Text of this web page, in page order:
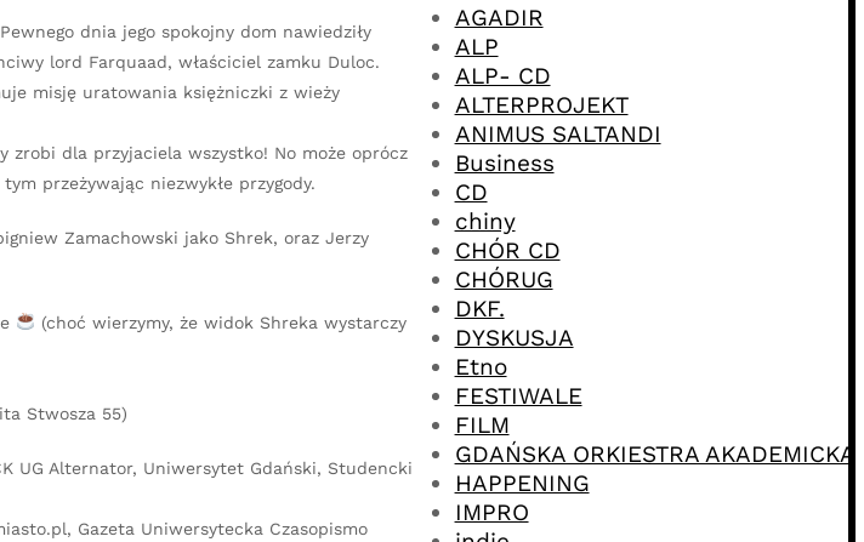
dnia jego spokojny dom nawiedziły
lord Farquaad, właściciel zamku Duloc.
misję uratowania księżniczki z wieży
zrobi dla przyjaciela wszystko! No może oprócz
przeżywając niezwykłe przygody.
Zamachowski jako Shrek, oraz Jerzy
(choć wierzymy, że widok Shreka wystarczy
Stwosza 55)
UG Alternator, Uniwersytet Gdański, Studencki
Gazeta Uniwersytecka Czasopismo
AGADIR
ALP
ALP- CD
ALTERPROJEKT
ANIMUS SALTANDI
Business
CD
chiny
CHÓR CD
CHÓRUG
DKF.
DYSKUSJA
Etno
FESTIWALE
FILM
GDAŃSKA ORKIESTRA AKADEMICKA
HAPPENING
IMPRO